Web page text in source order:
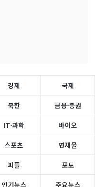
경제 국제
북한 금융·증권
IT·과학 바이오
스포츠 연재물
피플 포토
인기뉴스 주요뉴스